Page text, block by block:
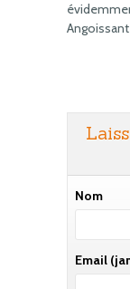
Nom
Email